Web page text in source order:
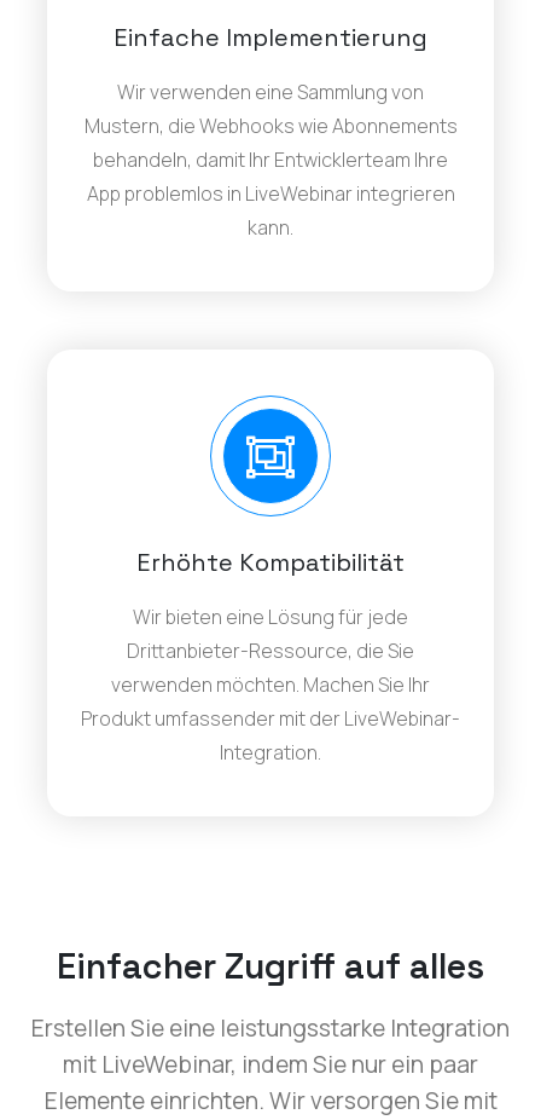
Einfache Implementierung
Wir verwenden eine Sammlung von
Mustern, die Webhooks wie Abonnements
behandeln, damit Ihr Entwicklerteam Ihre
App problemlos in LiveWebinar integrieren
kann.
Erhöhte Kompatibilität
Wir bieten eine Lösung für jede
Drittanbieter-Ressource, die Sie
verwenden möchten. Machen Sie Ihr
Produkt umfassender mit der LiveWebinar-
Integration.
Einfacher Zugriff auf alles
Erstellen Sie eine leistungsstarke Integration
mit LiveWebinar, indem Sie nur ein paar
Elemente einrichten. Wir versorgen Sie mit